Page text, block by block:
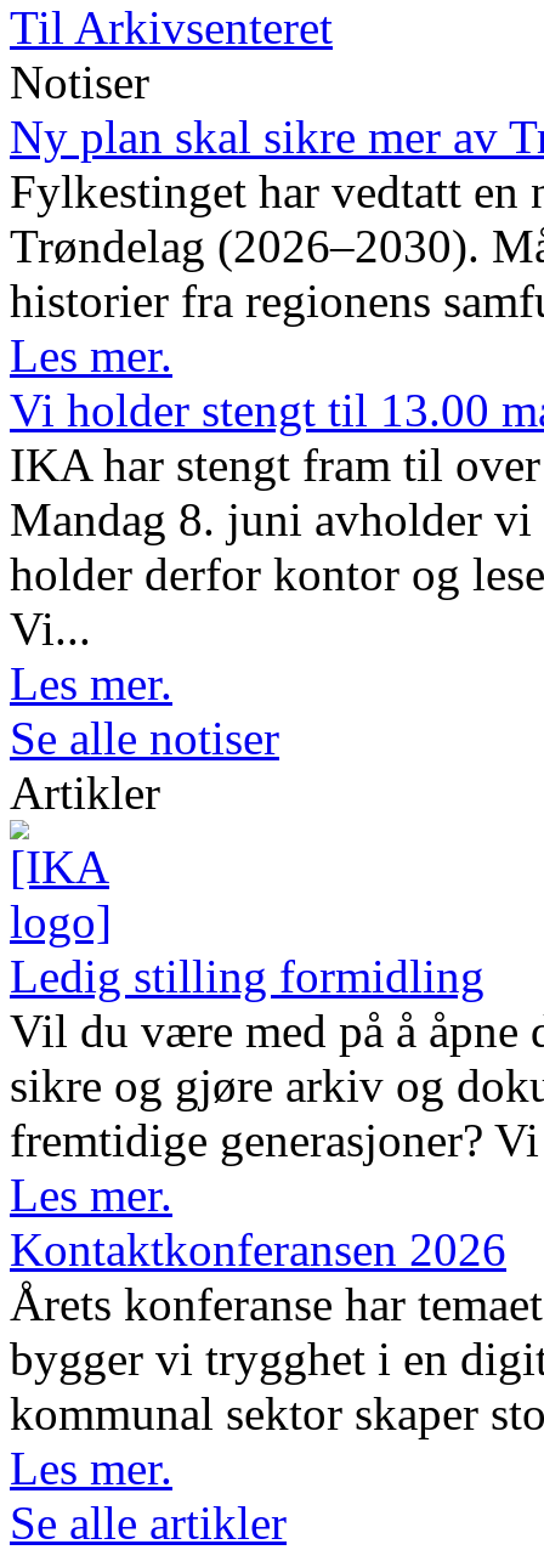
Til Arkivsenteret
Notiser
Ny plan skal sikre mer av
Fylkestinget har vedtatt
Trøndelag (2026–2030).
historier fra regionens
Les mer.
Vi holder stengt til 13.00
IKA har stengt fram til
Mandag 8. juni avholder
holder derfor kontor og
Vi...
Les mer.
Se alle notiser
Artikler
Ledig stilling formidling
Vil du være med på å
sikre og gjøre arkiv og
fremtidige generasjoner?
Les mer.
Kontaktkonferansen 2026
Årets konferanse har
bygger vi trygghet i en
kommunal sektor skaper
Les mer.
Se alle artikler